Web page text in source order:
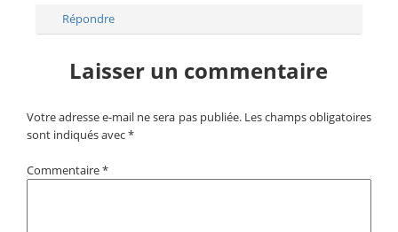
Répondre
Laisser un commentaire
Votre adresse e-mail ne sera pas publiée. Les champs obligatoires
sont indiqués avec*
Commentaire*